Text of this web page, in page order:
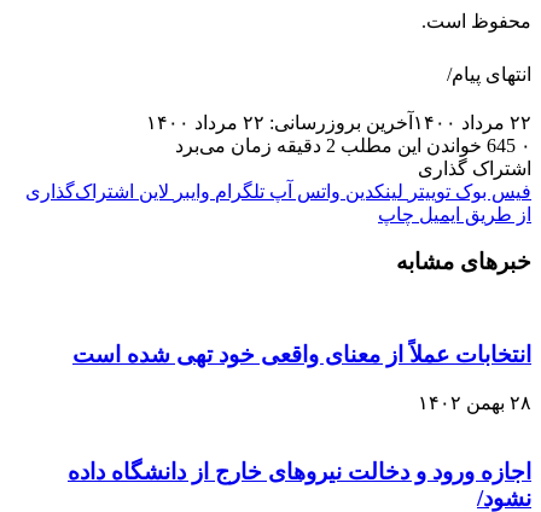
محفوظ است.
انتهای پیام/
۲۲ مرداد ۱۴۰۰
آخرین بروزرسانی: ۲۲ مرداد ۱۴۰۰
۰
خواندن این مطلب 2 دقیقه زمان می‌برد
اشتراک گذاری
فیس بوک توییتر لینکدین واتس آپ تلگرام وایبر لاین اشتراک‌گذاری
از طریق ایمیل چاپ
خبرهای مشابه
انتخابات عملاً از معنای واقعی خود تهی شده است
۲۸ بهمن ۱۴۰۲
اجازه ورود و دخالت نیروهای خارج از دانشگاه داده
نشود/